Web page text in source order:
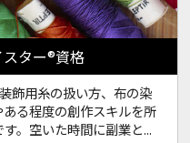
ター®資格
飾用糸の扱い方、布の染
る程度の創作スキルを所
。空いた時間に副業と...